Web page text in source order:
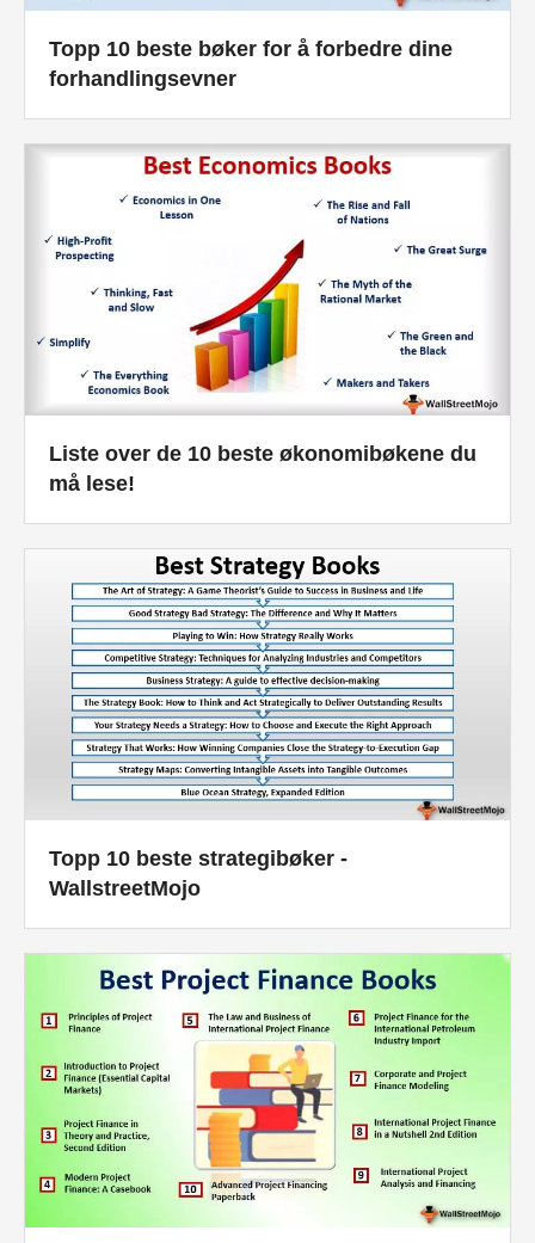
Topp 10 beste bøker for å forbedre dine
forhandlingsevner
Liste over de 10 beste økonomibøkene du
må lese!
Topp 10 beste strategibøker -
WallstreetMojo